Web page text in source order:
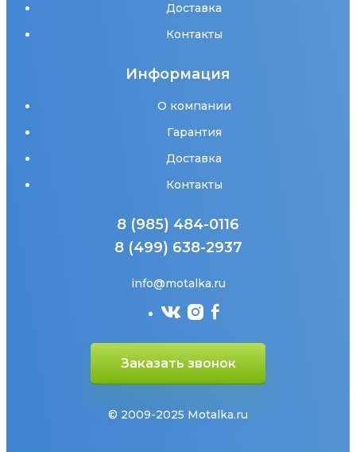
Доставка
Контакты
Информация
О компании
Гарантия
Доставка
Контакты
8 (985) 484-0116
8 (499) 638-2937
info@motalka.ru
Заказать звонок
© 2009-2025 Motalka.ru